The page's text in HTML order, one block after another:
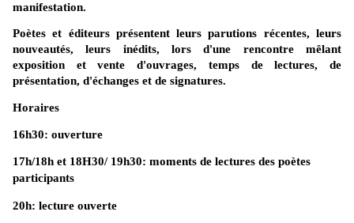
manifestation.
Poètes et éditeurs présentent leurs parutions récentes, leurs
nouveautés, leurs inédits, lors d'une rencontre mêlant
exposition et vente d'ouvrages, temps de lectures, de
présentation, d'échanges et de signatures.
Horaires
16h30: ouverture
17h/18h et 18H30/ 19h30: moments de lectures des poètes
participants
20h: lecture ouverte